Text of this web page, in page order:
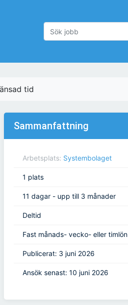
tid
Sammanfattning
Arbetsplats: Systembolaget
1 plats
11 dagar - upp till 3 månader
Deltid
Fast månads- vecko- eller timlön
Publicerat: 3 juni 2026
Ansök senast: 10 juni 2026